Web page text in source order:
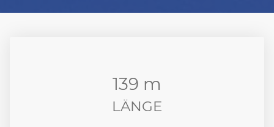
139 m
LÄNGE